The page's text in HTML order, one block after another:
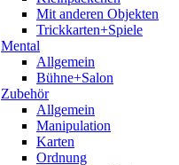
Mit anderen Objekten
Trickkarten+Spiele
Mental
Allgemein
Bühne+Salon
Zubehör
Allgemein
Manipulation
Karten
Ordnung